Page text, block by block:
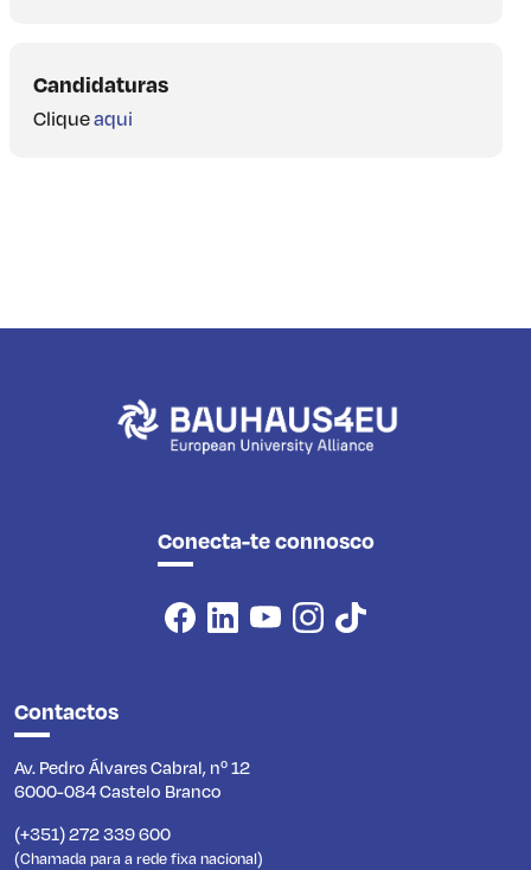
Candidaturas
Cliqueaqui
Conecta-te connosco
Contactos
Av. Pedro Álvares Cabral, nº 12
6000-084 Castelo Branco
(+351) 272 339 600
(Chamada para a rede fixa nacional)